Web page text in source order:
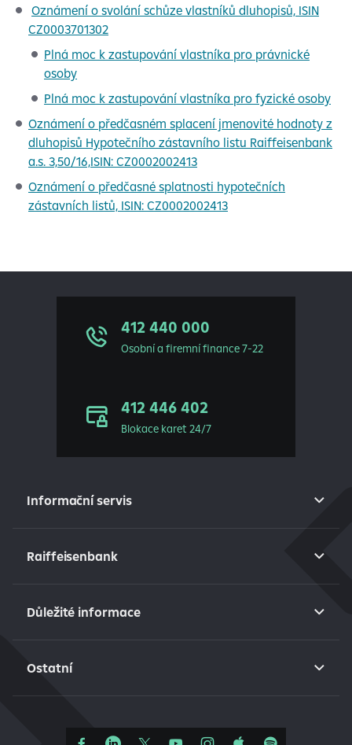
Oznámení o svolání schůze vlastníků dluhopisů, ISIN
CZ0003701302
Plná moc k zastupování vlastníka pro právnické
osoby
Plná moc k zastupování vlastníka pro fyzické osoby
Oznámení o předčasném splacení jmenovité hodnoty z
dluhopisů Hypotečního zástavního listu Raiffeisenbank
a.s. 3,50/16,ISIN: CZ0002002413
Oznámení o předčasné splatnosti hypotečních
zástavních listů, ISIN: CZ0002002413
412 440 000
Osobní a firemní finance 7-22
412 446 402
Blokace karet 24/7
Informační servis
Raiffeisenbank
Důležité informace
Ostatní